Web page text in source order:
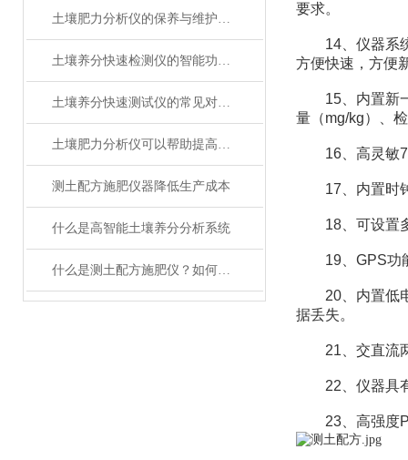
土壤肥力分析仪的保养与维护方法
土壤养分快速检测仪的智能功能特点
土壤养分快速测试仪的常见对应方法
土壤肥力分析仪可以帮助提高施肥效率吗
测土配方施肥仪器降低生产成本
什么是高智能土壤养分分析系统
什么是测土配方施肥仪？如何使用？
要求。
14、仪器系统
方便快速，方便
15、内置新一
量（mg/kg）、
16、高灵敏7
17、内置时钟
18、可设置多
19、GPS功能
20、内置低电
据丢失。
21、交直流两
22、仪器具有
23、高强度